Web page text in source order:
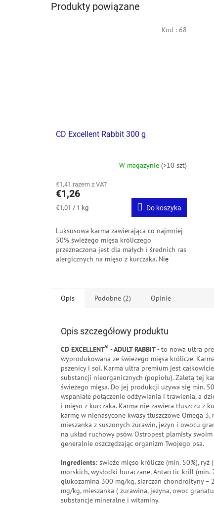
Produkty powiązane
CD Excellent Rabbit 300 g
W magazynie (>10 szt)
€1,41 razem z VAT
€1,26
Cena
€1,01 / 1 kg Do koszyka
Luksusowa karma zawierająca co najmniej
50% świeżego mięsa króliczego
przeznaczona jest dla małych í średnich ras
alergicznych na mięso z kurczaka.Nie
Kod : 68
Opis Podobne (2) Opinie
Opis szczegółowy produktu
CD EXCELLENT® - ADULT RABBIT- to nowa ultra
wyprodukowana ze świeżego mięsa królicze.
pszenicy i soi. Karma ultra premium jest
substancji nieorganicznych (popiołu). Zaletą tej
świeżego mięsa. Do jej produkcji używa się min.
wspaniałe połączenie odżywiania i trawienia, a
i mięso z kurczaka. Karma nie zawiera tłuszczu z
karmę w nienasycone kwasy tłuszczowe Omega
mieszanka z suszonych żurawin, jeżyn i owocu
na układ ruchowy psów. Ostropest plamisty
generalnie oszczędzając organizm Twojego psa.
Ingredients: świeże mięso królicze (min. 50%), ryż
morskich, wysłodki buraczane, Antarctic krill
glukozamina 300 mg/kg, siarczan chondroityny –
mg/kg, mieszanka ( żurawina, jeżyna, owoc
substancje mineralne i witaminy.